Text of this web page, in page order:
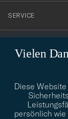
Vielen
Diese
persönlich
nyhetsbrev!
SERVICE
STILBERATUNG